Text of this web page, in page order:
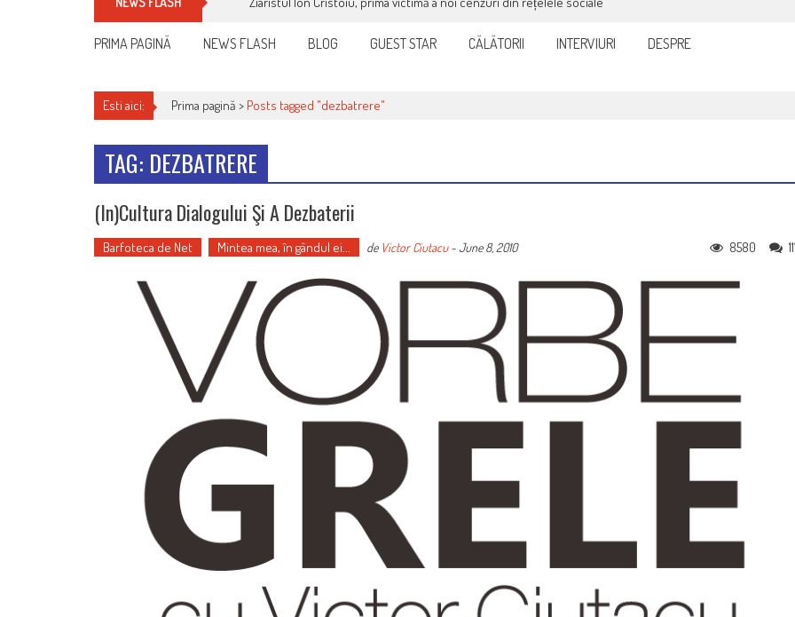
PRIMA PAGINĂ NEWS FLASH BLOG GUEST STAR CĂLĂTORII INTERVIURI DESPRE
Esti aici: Prima pagină > Posts tagged "dezbatrere"
TAG: DEZBATRERE
(In)cultura Dialogului Şi A Dezbaterii
Barfoteca de Net Mintea mea, în gândul ei... de Victor Ciutacu-June 8, 2010 8580